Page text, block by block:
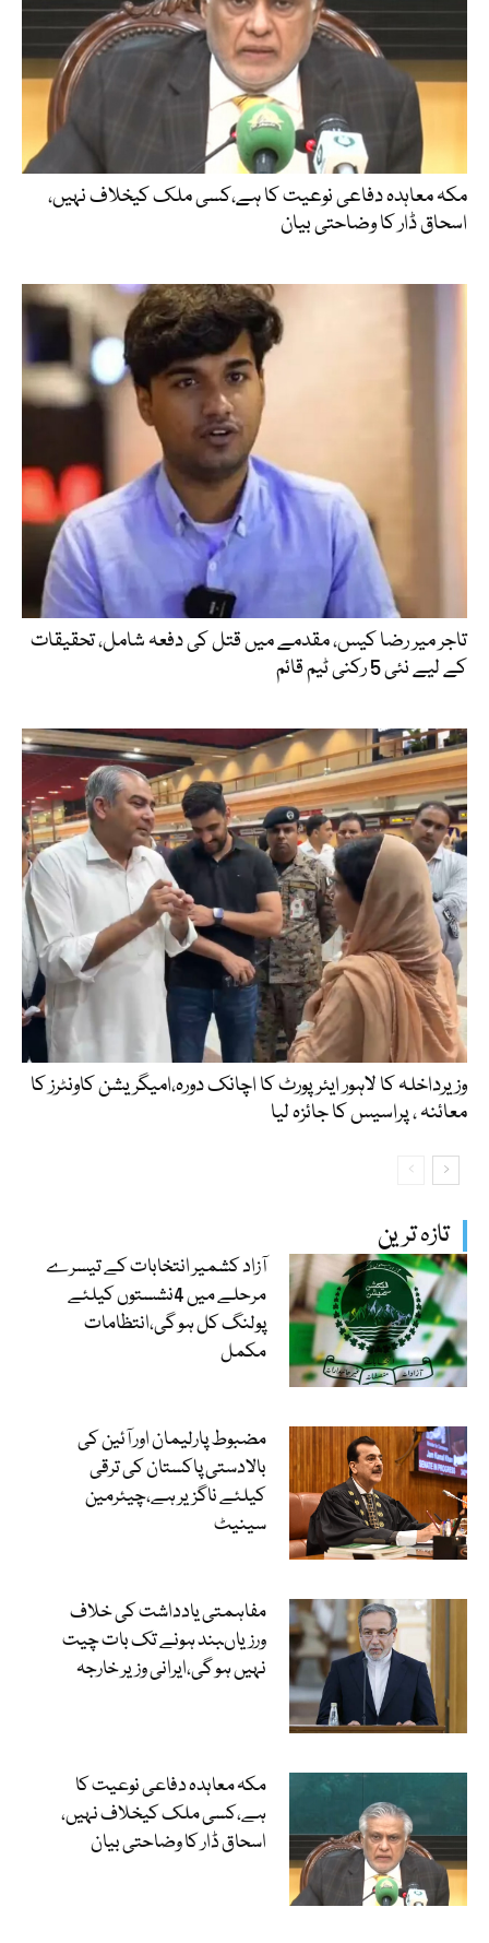
تازہ ترین
آزاد کشمیر انتخابات کے تیسرے
مرحلے میں 4نشستوں کیلئے
پولنگ کل ہو گی،انتظامات
مکمل
مضبوط پارلیمان اور آئین کی
بالادستی پاکستان کی ترقی
کیلئے ناگزیر ہے،چیئرمین
سینیٹ
مفاہمتی یادداشت کی خلاف
ورزیاںبند ہونے تک بات چیت
نہیں ہو گی،ایرانی وزیر خارجہ
مکہ معاہدہ دفاعی نوعیت کا
ہے،کسی ملک کیخلاف نہیں،
اسحاق ڈار کا وضاحتی بیان
مکہ معاہدہ دفاعی نوعیت کا ہے،کسی ملک کیخلاف نہیں،
اسحاق ڈار کا وضاحتی بیان
تاجر میر رضا کیس، مقدمے میں قتل کی دفعہ شامل، تحقیقات
کے لیے نئی 5 رکنی ٹیم قائم
وزیرداخلہ کا لاہور ایئرپورٹ کا اچانک دورہ،امیگریشن کاونٹرز کا
معائنہ ، پراسیس کا جائزہ لیا